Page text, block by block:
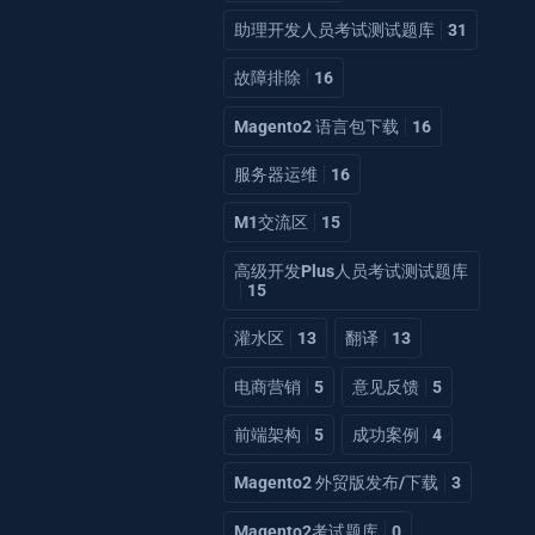
助理开发人员考试测试题库 31
故障排除 16
Magento2 语言包下载 16
服务器运维 16
M1交流区 15
高级开发Plus人员考试测试题库
15
灌水区 13 翻译 13
电商营销 5 意见反馈 5
前端架构 5 成功案例 4
Magento2 外贸版发布/下载 3